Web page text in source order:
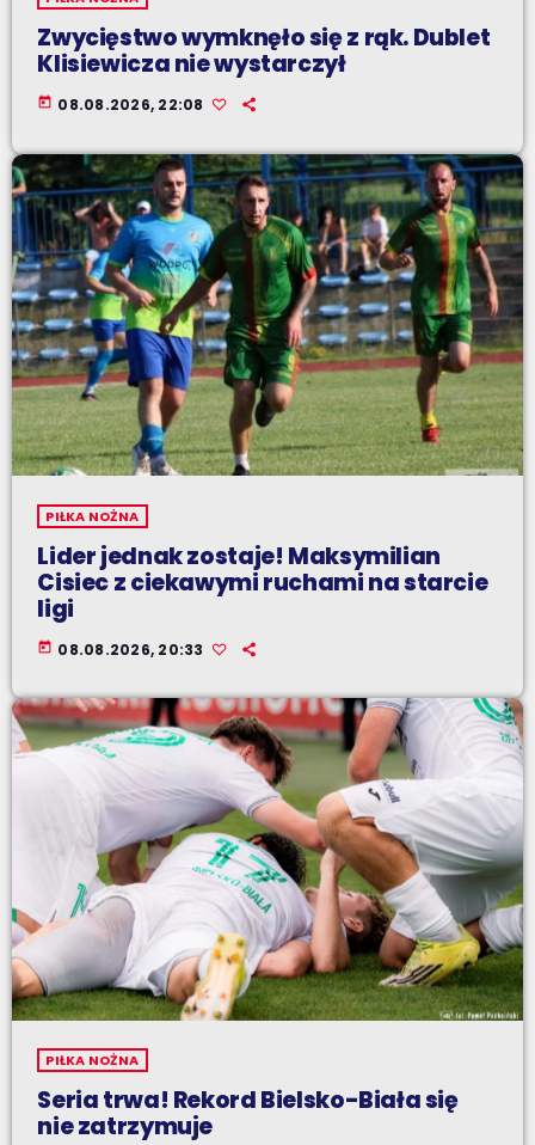
Zwycięstwo wymknęło się z rąk. Dublet
Klisiewicza nie wystarczył
today 08.08.2026, 22:08
PIŁKA NOŻNA
Lider jednak zostaje! Maksymilian
Cisiec z ciekawymi ruchami na starcie
ligi
today 08.08.2026, 20:33
PIŁKA NOŻNA
Seria trwa! Rekord Bielsko-Biała się
nie zatrzymuje